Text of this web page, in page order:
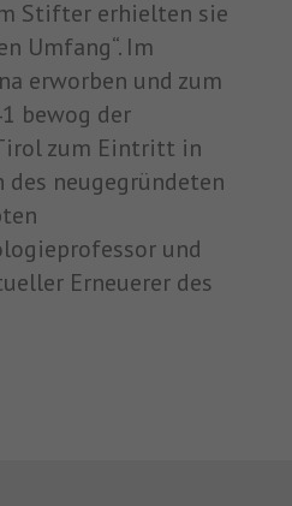
Stifter erhielten sie
Umfang“. Im
erworben und zum
bewog der
zum Eintritt in
des neugegründeten
und
Erneuerer des